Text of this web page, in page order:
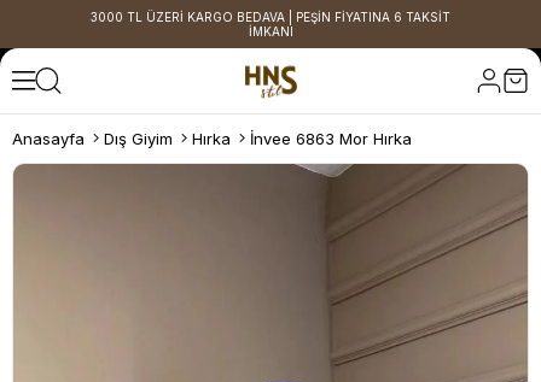
3000 TL ÜZERİ KARGO BEDAVA | PEŞİN FİYATINA 6 TAKSİT
İMKANI
Anasayfa Dış Giyim Hırka İnvee 6863 Mor Hırka